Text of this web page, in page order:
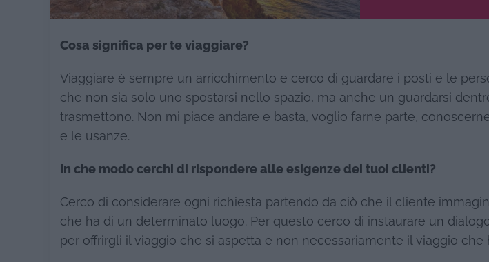
Cosa significa per te viaggiare?
Viaggiare è sempre un arricchimento e cerco di guardare i posti e le
che non sia solo uno spostarsi nello spazio, ma anche un guardarsi
trasmettono. Non mi piace andare e basta, voglio farne parte,
e le usanze.
In che modo cerchi di rispondere alle esigenze dei tuoi clienti?
Cerco di considerare ogni richiesta partendo da ciò che il cliente
che ha di un determinato luogo. Per questo cerco di instaurare un
per offrirgli il viaggio che si aspetta e non necessariamente il viaggio che